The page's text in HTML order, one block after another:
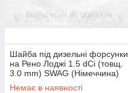
Шайба під дизельні форсунки
на Рено Лоджі 1.5 dCi (товщ.
3.0 mm) SWAG (Німеччина)
60930253
Немає в наявності